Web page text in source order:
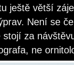
ještě větší
Není se
stojí za
ne